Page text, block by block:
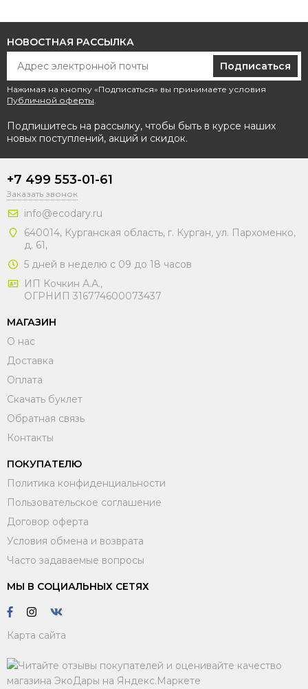
НОВОСТНАЯ РАССЫЛКА
Подписаться
Нажимая на кнопку «Подписаться» вы принимаете условия
Публичной оферты.
Подпишитесь на рассылку, чтобы быть в курсе наших
новых поступлений, акций и скидок.
+7 499 553-01-61
Заказать звонок
info@ecodary.ru
640014, Курганская область, г. Курган, ул. Пархоменко,
д. 61,
5 дней в неделю с 09 до 18 часов
ИП Кочкин А.А.,
ОГРНИП 316774600073437
МАГАЗИН
О нас
Доставка
Оплата
Скачать буклет
Обратная связь
Контакты
ПОКУПАТЕЛЮ
Политика конфиденциальности
Пользовательское соглашение
Договор оферта
Условия обмена и возврата
Часто задаваемые вопросы
МЫ В СОЦИАЛЬНЫХ СЕТЯХ
Карта сайта